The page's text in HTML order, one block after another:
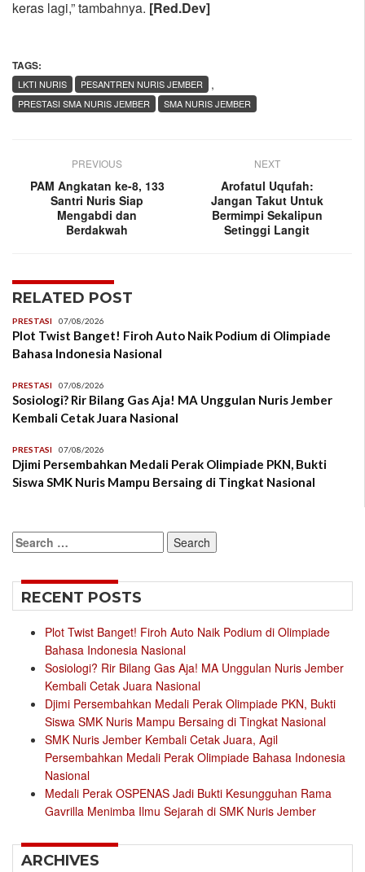
keras lagi,” tambahnya. [Red.Dev]
TAGS:
,
LKTI NURIS
PESANTREN NURIS JEMBER
PRESTASI SMA NURIS JEMBER
SMA NURIS JEMBER
PREVIOUS
PAM Angkatan ke-8, 133
Santri Nuris Siap
Mengabdi dan
Berdakwah
NEXT
Arofatul Uqufah:
Jangan Takut Untuk
Bermimpi Sekalipun
Setinggi Langit
RELATED POST
PRESTASI 07/08/2026
Plot Twist Banget! Firoh Auto Naik Podium di Olimpiade
Bahasa Indonesia Nasional
PRESTASI 07/08/2026
Sosiologi? Rir Bilang Gas Aja! MA Unggulan Nuris Jember
Kembali Cetak Juara Nasional
PRESTASI 07/08/2026
Djimi Persembahkan Medali Perak Olimpiade PKN, Bukti
Siswa SMK Nuris Mampu Bersaing di Tingkat Nasional
Search
for:
RECENT POSTS
Plot Twist Banget! Firoh Auto Naik Podium di Olimpiade
Bahasa Indonesia Nasional
Sosiologi? Rir Bilang Gas Aja! MA Unggulan Nuris Jember
Kembali Cetak Juara Nasional
Djimi Persembahkan Medali Perak Olimpiade PKN, Bukti
Siswa SMK Nuris Mampu Bersaing di Tingkat Nasional
SMK Nuris Jember Kembali Cetak Juara, Agil
Persembahkan Medali Perak Olimpiade Bahasa Indonesia
Nasional
Medali Perak OSPENAS Jadi Bukti Kesungguhan Rama
Gavrilla Menimba Ilmu Sejarah di SMK Nuris Jember
ARCHIVES